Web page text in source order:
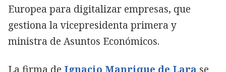
Europea para digitalizar empresas, que
gestiona la vicepresidenta primera y
ministra de Asuntos Económicos.
La firma de Ignacio Manrique de Lara se